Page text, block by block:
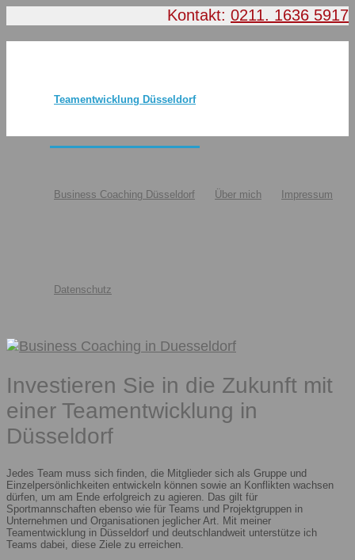
Kontakt: 0211. 1636 5917
Teamentwicklung Düsseldorf
Business Coaching Düsseldorf Über mich Impressum
Datenschutz
Investieren Sie in die Zukunft mit
einer Teamentwicklung in
Düsseldorf
Jedes Team muss sich finden, die Mitglieder sich als Gruppe und
Einzelpersönlichkeiten entwickeln können sowie an Konflikten wachsen
dürfen, um am Ende erfolgreich zu agieren. Das gilt für
Sportmannschaften ebenso wie für Teams und Projektgruppen in
Unternehmen und Organisationen jeglicher Art. Mit meiner
Teamentwicklung in Düsseldorf und deutschlandweit unterstütze ich
Teams dabei, diese Ziele zu erreichen.